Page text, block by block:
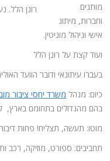
רונן הלל.
מותגים
וחברות, מיתוג
אישי וניהול מוניטין.
ועוד קצת על רונן הלל
בעברו עיתונאי ודובר הוועד
כיום: מנהל משרד יחסי ציבור
בהם מהגדולים בתחומם בארץ,
מוטו: תעשה, תצליח! פחות
תחביבים: ספורט, מוזיקה, רכב